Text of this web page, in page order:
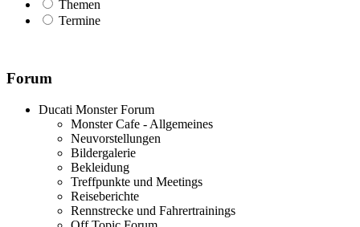
Themen
Termine
Forum
Ducati Monster Forum
Monster Cafe - Allgemeines
Neuvorstellungen
Bildergalerie
Bekleidung
Treffpunkte und Meetings
Reiseberichte
Rennstrecke und Fahrertrainings